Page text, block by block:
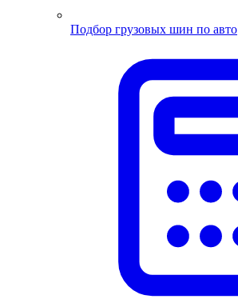
Подбор грузовых шин по авто